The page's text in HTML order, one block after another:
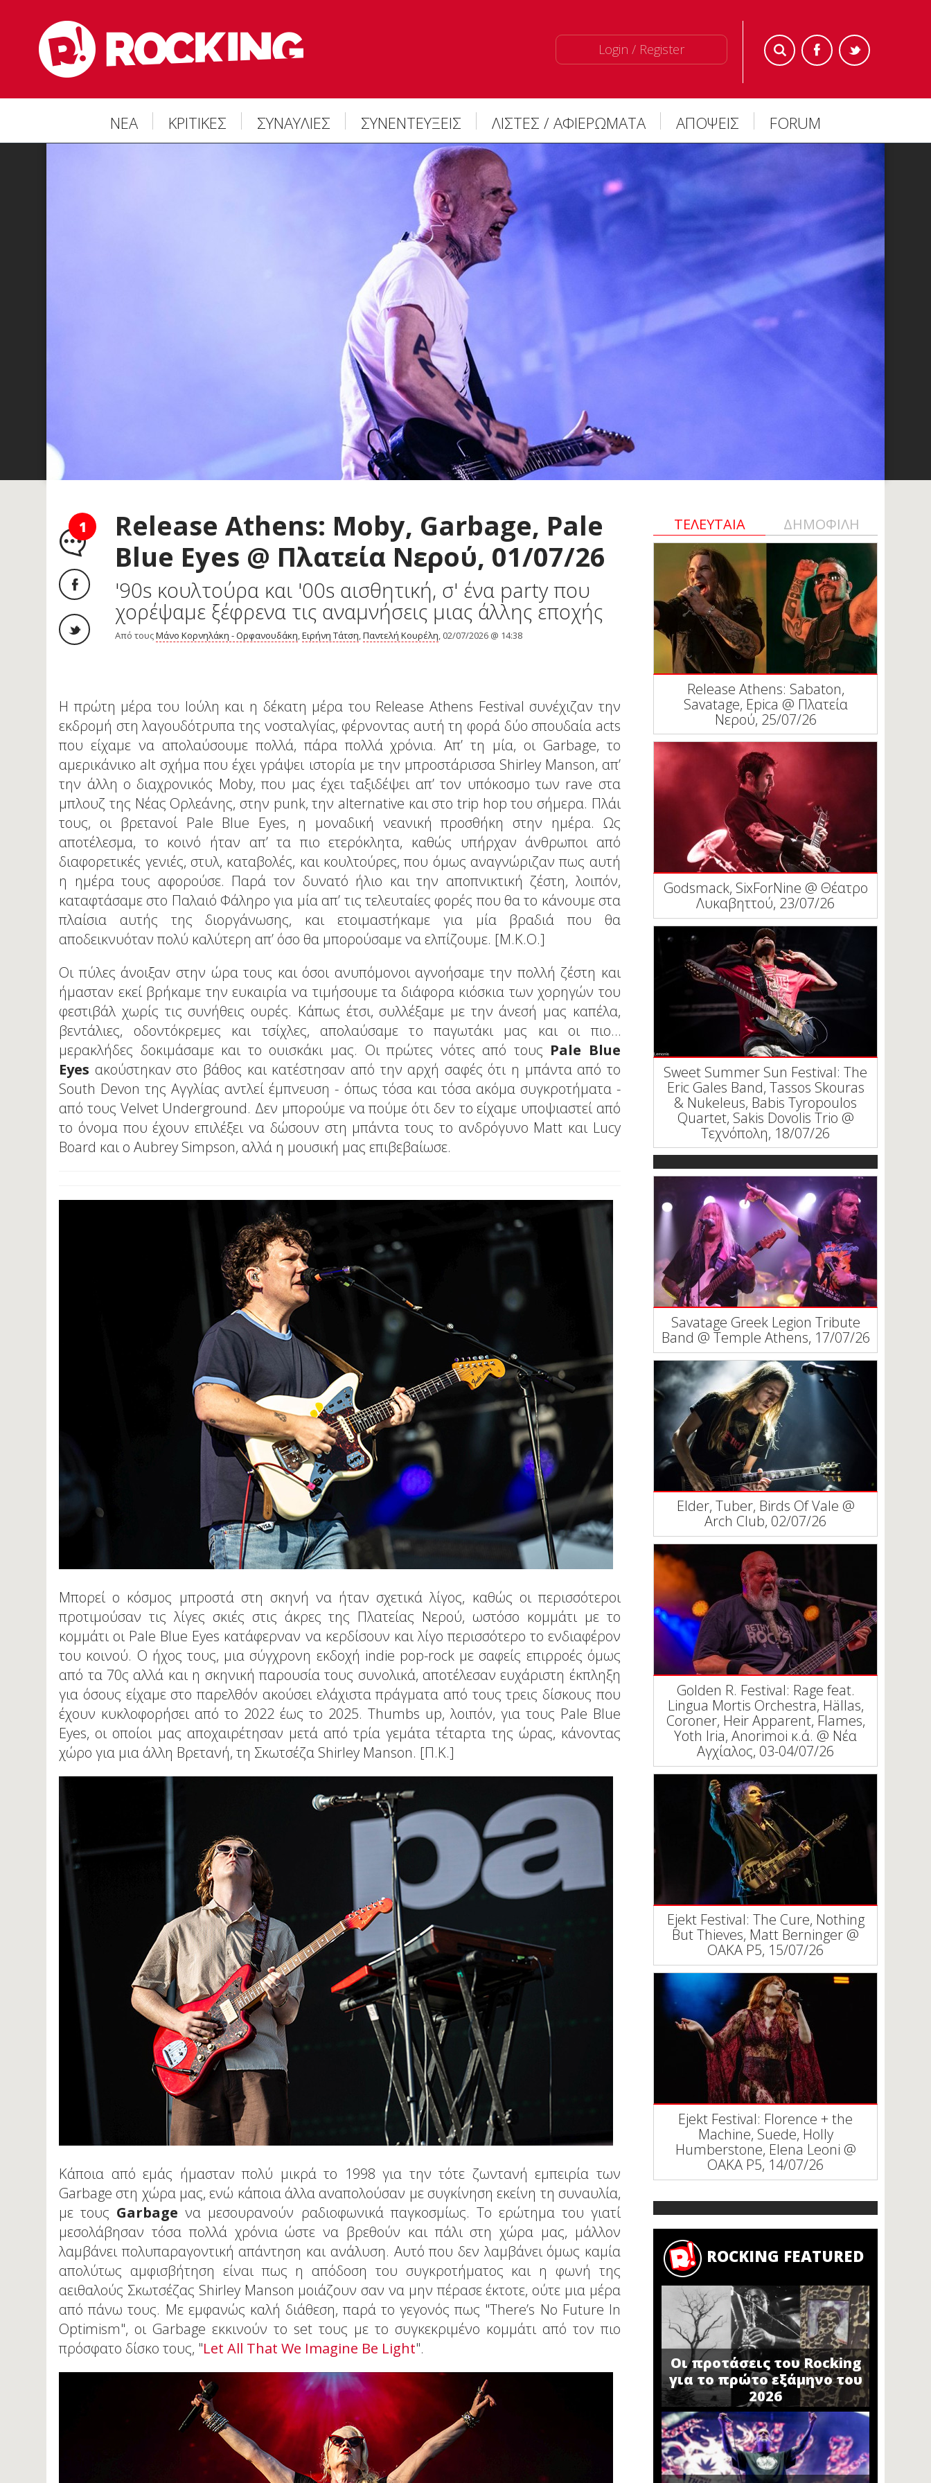
Login / Register
ΝΕΑ ΚΡΙΤΙΚΕΣ ΣΥΝΑΥΛΙΕΣ ΣΥΝΕΝΤΕΥΞΕΙΣ ΛΙΣΤΕΣ / ΑΦΙΕΡΩΜΑΤΑ ΑΠΟΨΕΙΣ FORUM
1
Release Athens: Moby, Garbage, Pale
Blue Eyes @ Πλατεία Νερού, 01/07/26
'90s κουλτούρα και '00s αισθητική, σ' ένα party που
χορέψαμε ξέφρενα τις αναμνήσεις μιας άλλης εποχής
Από τουςΜάνο Κορνηλάκη - Ορφανουδάκη,Ειρήνη Τάτση,Παντελή Κουρέλη, 02/07/2026 @ 14:38
Η πρώτη μέρα του Ιούλη και η δέκατη μέρα του Release Athens Festival συνέχιζαν την
εκδρομή στη λαγουδότρυπα της νοσταλγίας, φέρνοντας αυτή τη φορά δύο σπουδαία acts
που είχαμε να απολαύσουμε πολλά, πάρα πολλά χρόνια. Απ’ τη μία, οι Garbage, το
αμερικάνικο alt σχήμα που έχει γράψει ιστορία με την μπροστάρισσα Shirley Manson, απ’
την άλλη ο διαχρονικός Moby, που μας έχει ταξιδέψει απ’ τον υπόκοσμο των rave στα
μπλουζ της Νέας Ορλεάνης, στην punk, την alternative και στο trip hop του σήμερα. Πλάι
τους, οι βρετανοί Pale Blue Eyes, η μοναδική νεανική προσθήκη στην ημέρα. Ως
αποτέλεσμα, το κοινό ήταν απ’ τα πιο ετερόκλητα, καθώς υπήρχαν άνθρωποι από
διαφορετικές γενιές, στυλ, καταβολές, και κουλτούρες, που όμως αναγνώριζαν πως αυτή
η ημέρα τους αφορούσε. Παρά τον δυνατό ήλιο και την αποπνικτική ζέστη, λοιπόν,
καταφτάσαμε στο Παλαιό Φάληρο για μία απ’ τις τελευταίες φορές που θα το κάνουμε στα
πλαίσια αυτής της διοργάνωσης, και ετοιμαστήκαμε για μία βραδιά που θα
αποδεικνυόταν πολύ καλύτερη απ’ όσο θα μπορούσαμε να ελπίζουμε. [Μ.Κ.Ο.]
Οι πύλες άνοιξαν στην ώρα τους και όσοι ανυπόμονοι αγνοήσαμε την πολλή ζέστη και
ήμασταν εκεί βρήκαμε την ευκαιρία να τιμήσουμε τα διάφορα κιόσκια των χορηγών του
φεστιβάλ χωρίς τις συνήθεις ουρές. Κάπως έτσι, συλλέξαμε με την άνεσή μας καπέλα,
βεντάλιες, οδοντόκρεμες και τσίχλες, απολαύσαμε το παγωτάκι μας και οι πιο…
μερακλήδες δοκιμάσαμε και το ουισκάκι μας. Οι πρώτες νότες από τους Pale Blue
Eyes ακούστηκαν στο βάθος και κατέστησαν από την αρχή σαφές ότι η μπάντα από το
South Devon της Αγγλίας αντλεί έμπνευση - όπως τόσα και τόσα ακόμα συγκροτήματα -
από τους Velvet Underground. Δεν μπορούμε να πούμε ότι δεν το είχαμε υποψιαστεί από
το όνομα που έχουν επιλέξει να δώσουν στη μπάντα τους το ανδρόγυνο Matt και Lucy
Board και ο Aubrey Simpson, αλλά η μουσική μας επιβεβαίωσε.
Μπορεί ο κόσμος μπροστά στη σκηνή να ήταν σχετικά λίγος, καθώς οι περισσότεροι
προτιμούσαν τις λίγες σκιές στις άκρες της Πλατείας Νερού, ωστόσο κομμάτι με το
κομμάτι οι Pale Blue Eyes κατάφερναν να κερδίσουν και λίγο περισσότερο το ενδιαφέρον
του κοινού. Ο ήχος τους, μια σύγχρονη εκδοχή indie pop-rock με σαφείς επιρροές όμως
από τα 70ς αλλά και η σκηνική παρουσία τους συνολικά, αποτέλεσαν ευχάριστη έκπληξη
για όσους είχαμε στο παρελθόν ακούσει ελάχιστα πράγματα από τους τρεις δίσκους που
έχουν κυκλοφορήσει από το 2022 έως το 2025. Thumbs up, λοιπόν, για τους Pale Blue
Eyes, οι οποίοι μας αποχαιρέτησαν μετά από τρία γεμάτα τέταρτα της ώρας, κάνοντας
χώρο για μια άλλη Βρετανή, τη Σκωτσέζα Shirley Manson. [Π.Κ.]
Κάποια από εμάς ήμασταν πολύ μικρά το 1998 για την τότε ζωντανή εμπειρία των
Garbage στη χώρα μας, ενώ κάποια άλλα αναπολούσαν με συγκίνηση εκείνη τη συναυλία,
με τους Garbage να μεσουρανούν ραδιοφωνικά παγκοσμίως. Το ερώτημα του γιατί
μεσολάβησαν τόσα πολλά χρόνια ώστε να βρεθούν και πάλι στη χώρα μας, μάλλον
λαμβάνει πολυπαραγοντική απάντηση και ανάλυση. Αυτό που δεν λαμβάνει όμως καμία
απολύτως αμφισβήτηση είναι πως η απόδοση του συγκροτήματος και η φωνή της
αειθαλούς Σκωτσέζας Shirley Manson μοιάζουν σαν να μην πέρασε έκτοτε, ούτε μια μέρα
από πάνω τους. Με εμφανώς καλή διάθεση, παρά το γεγονός πως "There’s No Future In
Optimism", οι Garbage εκκινούν το set τους με το συγκεκριμένο κομμάτι από τον πιο
πρόσφατο δίσκο τους, "Let All That We Imagine Be Light".
ΤΕΛΕΥΤΑΙΑ ΔΗΜΟΦΙΛΗ
Release Athens: Sabaton,
Savatage, Epica @ Πλατεία
Νερού, 25/07/26
Godsmack, SixForNine @ Θέατρο
Λυκαβηττού, 23/07/26
Sweet Summer Sun Festival: The
Eric Gales Band, Tassos Skouras
& Nukeleus, Babis Tyropoulos
Quartet, Sakis Dovolis Trio @
Τεχνόπολη, 18/07/26
Savatage Greek Legion Tribute
Band @ Temple Athens, 17/07/26
Elder, Tuber, Birds Of Vale @
Arch Club, 02/07/26
Golden R. Festival: Rage feat.
Lingua Mortis Orchestra, Hällas,
Coroner, Heir Apparent, Flames,
Yoth Iria, Anorimoi κ.ά. @ Νέα
Αγχίαλος, 03-04/07/26
Ejekt Festival: The Cure, Nothing
But Thieves, Matt Berninger @
ΟΑΚΑ P5, 15/07/26
Ejekt Festival: Florence + the
Machine, Suede, Holly
Humberstone, Elena Leoni @
ΟΑΚΑ P5, 14/07/26
ROCKING FEATURED
Οι προτάσεις του Rocking
για το πρώτο εξάμηνο του
2026